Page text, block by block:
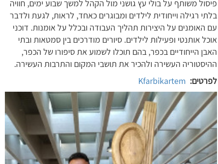
פיסול משותף על בולי עץ גושני מול הקהל למשך שבוע ימים, חוויה
בלתי רגילה וייחודית לילדים ומבוגרים כאחד, לראות, לגעת ולדבר
עם האומנים על היצירות תהליך העבודה ובכלל על אומנות. דוכני
אוכל אותנטי ופעילות לילדים. סיורים מודרכים בין סמטאות ובתי
האבן הייחודיים בכפר, בהם תוכלו לשמוע את סיפורו של הכפר,
ההיסטוריה העשירה ולהכיר את תושבי המקום והתרבות העשירה.
לפרטים: Kfarbikartem